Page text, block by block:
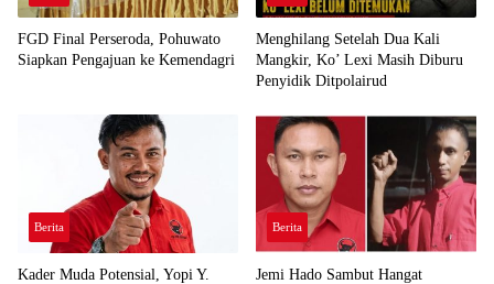
FGD Final Perseroda, Pohuwato
Siapkan Pengajuan ke Kemendagri
Menghilang Setelah Dua Kali
Mangkir, Ko’ Lexi Masih Diburu
Penyidik Ditpolairud
Berita
Kader Muda Potensial, Yopi Y.
Berita
Jemi Hado Sambut Hangat